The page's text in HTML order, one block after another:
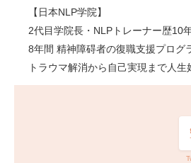
【日本NLP学院】
2代目学院長・NLPトレーナー歴10
8年間 精神障碍者の復職支援プログ
トラウマ解消から自己実現まで人生